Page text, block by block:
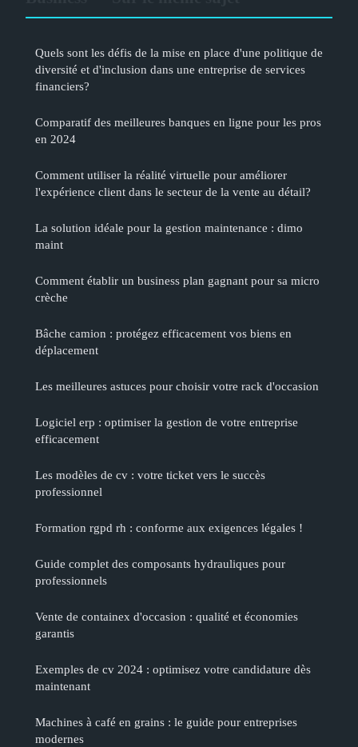
Quels sont les défis de la mise en place d'une politique de
diversité et d'inclusion dans une entreprise de services
financiers?
Comparatif des meilleures banques en ligne pour les pros
en 2024
Comment utiliser la réalité virtuelle pour améliorer
l'expérience client dans le secteur de la vente au détail?
La solution idéale pour la gestion maintenance : dimo
maint
Comment établir un business plan gagnant pour sa micro
crèche
Bâche camion : protégez efficacement vos biens en
déplacement
Les meilleures astuces pour choisir votre rack d'occasion
Logiciel erp : optimiser la gestion de votre entreprise
efficacement
Les modèles de cv : votre ticket vers le succès
professionnel
Formation rgpd rh : conforme aux exigences légales !
Guide complet des composants hydrauliques pour
professionnels
Vente de containex d'occasion : qualité et économies
garantis
Exemples de cv 2024 : optimisez votre candidature dès
maintenant
Machines à café en grains : le guide pour entreprises
modernes